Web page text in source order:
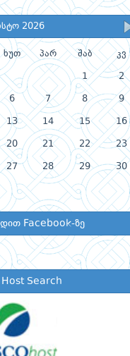
2026
ხუთ პარ შაბ კვ
1 2
6 7 8 9
13 14 15 16
20 21 22 23
27 28 29 30
Facebook-ზე
Host Search